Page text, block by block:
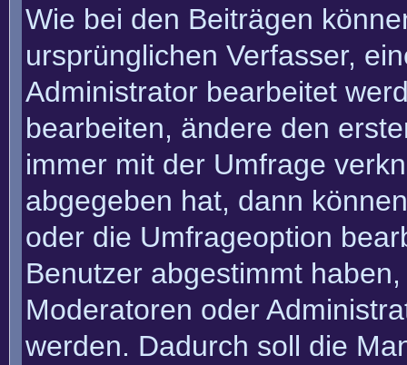
Wie bei den Beiträgen
ursprünglichen Verfasser,
Administrator bearbeitet
bearbeiten, ändere den
immer mit der Umfrage
abgegeben hat, dann
oder die Umfrageoption
Benutzer abgestimmt
Moderatoren oder
werden. Dadurch soll die